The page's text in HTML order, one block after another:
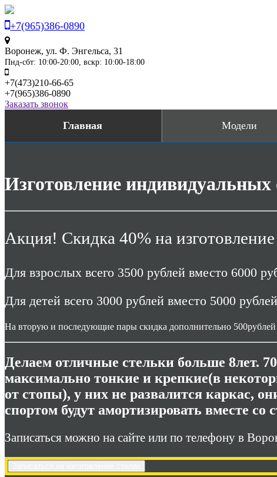
+7(965)386-0890
Воронеж, ул. Ф. Энгельса, 31
Пнд-сбт: 10:00-20:00, вскр: 10:00-18:00
+7(473)210-66-65
+7(965)386-0890
Заказать звонок
Главная Модели
Изготовление индивидуальных
Акция! Скидка 40% на изготовление
Для взрослых всего 3500 рублей вместо 6000
Для детей всего 3000 рублей вместо 5000 ру
На вторую и последующие пары скидка дополнительно 500рублей
Делаем отличные стельки больше 8лет.
максимально тонкие и крепкие(в
от стопы), у них не развалится каркас,
спортом будут амортизировать вместе со
Записаться можно на сайте или по телефону в